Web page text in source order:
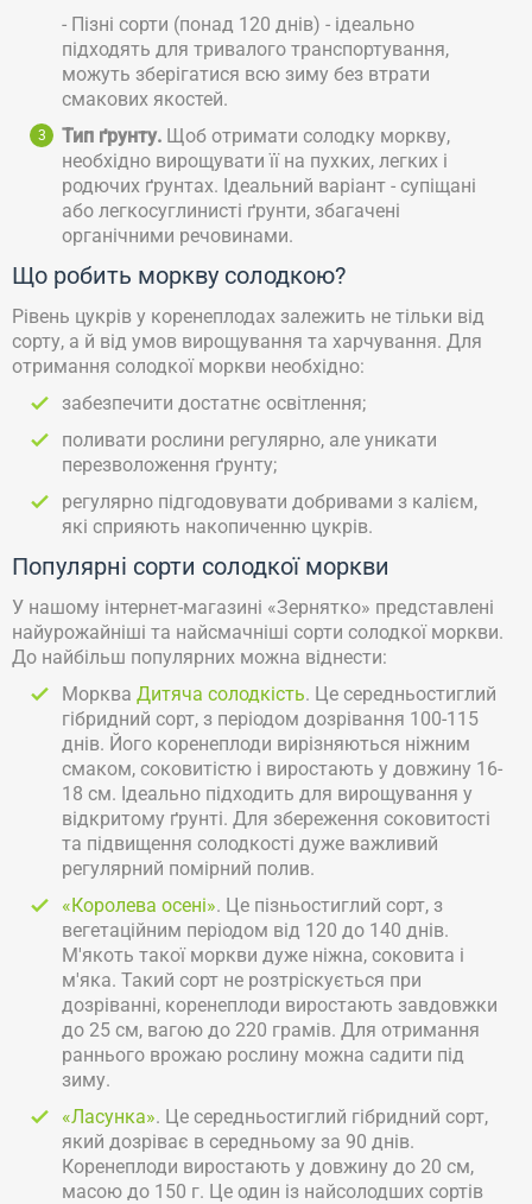
- Пізні сорти (понад 120 днів) - ідеально
підходять для тривалого транспортування,
можуть зберігатися всю зиму без втрати
смакових якостей.
Тип ґрунту. Щоб отримати солодку моркву,
необхідно вирощувати її на пухких, легких і
родючих ґрунтах. Ідеальний варіант - супіщані
або легкосуглинисті ґрунти, збагачені
органічними речовинами.
Що робить моркву солодкою?
Рівень цукрів у коренеплодах залежить не тільки від
сорту, а й від умов вирощування та харчування. Для
отримання солодкої моркви необхідно:
забезпечити достатнє освітлення;
поливати рослини регулярно, але уникати
перезволоження ґрунту;
регулярно підгодовувати добривами з калієм,
які сприяють накопиченню цукрів.
Популярні сорти солодкої моркви
У нашому інтернет-магазині «Зернятко» представлені
найурожайніші та найсмачніші сорти солодкої моркви.
До найбільш популярних можна віднести:
Морква Дитяча солодкість. Це середньостиглий
гібридний сорт, з періодом дозрівання 100-115
днів. Його коренеплоди вирізняються ніжним
смаком, соковитістю і виростають у довжину 16-
18 см. Ідеально підходить для вирощування у
відкритому ґрунті. Для збереження соковитості
та підвищення солодкості дуже важливий
регулярний помірний полив.
«Королева осені». Це пізньостиглий сорт, з
вегетаційним періодом від 120 до 140 днів.
М'якоть такої моркви дуже ніжна, соковита і
м'яка. Такий сорт не розтріскується при
дозріванні, коренеплоди виростають завдовжки
до 25 см, вагою до 220 грамів. Для отримання
раннього врожаю рослину можна садити під
зиму.
«Ласунка». Це середньостиглий гібридний сорт,
який дозріває в середньому за 90 днів.
Коренеплоди виростають у довжину до 20 см,
масою до 150 г. Це один із найсолодших сортів